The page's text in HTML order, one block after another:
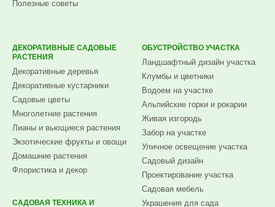
Полезные советы
ДЕКОРАТИВНЫЕ САДОВЫЕ
РАСТЕНИЯ
Декоративные деревья
Декоративные кустарники
Садовые цветы
Многолетние растения
Лианы и вьющиеся растения
Экзотические фрукты и овощи
Домашние растения
Флористика и декор
САДОВАЯ ТЕХНИКА И
ОБУСТРОЙСТВО УЧАСТКА
Ландшафтный дизайн участка
Клумбы и цветники
Водоем на участке
Альпийские горки и рокарии
Живая изгородь
Забор на участке
Уличное освещение участка
Садовый дизайн
Проектирование участка
Садовая мебель
Украшения для сада